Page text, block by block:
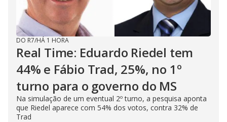
DO R7/HÁ 1 HORA
Real Time: Eduardo Riedel tem
44% e Fábio Trad, 25%, no 1º
turno para o governo do MS
Na simulação de um eventual 2º turno, a pesquisa aponta
que Riedel aparece com 54% dos votos, contra 32% de
Trad